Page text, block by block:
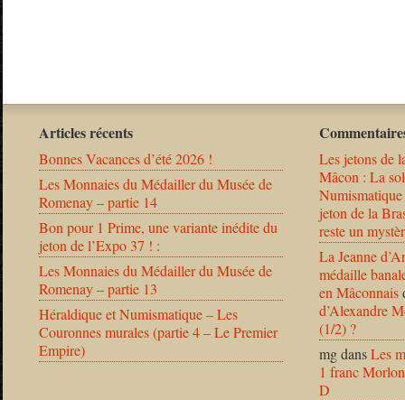
Articles récents
Bonnes Vacances d’été 2026 !
Les Monnaies du Médailler du Musée de
Romenay – partie 14
Bon pour 1 Prime, une variante inédite du
jeton de l’Expo 37 ! :
Les Monnaies du Médailler du Musée de
Romenay – partie 13
Héraldique et Numismatique – Les
Couronnes murales (partie 4 – Le Premier
Empire)
Les jetons de
Mâcon : La
jeton de la
reste un
La Jeanne
médaille
en Mâconnais
d’Alexandre
(1/2) ?
mgdansLes
1 franc
D